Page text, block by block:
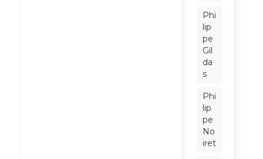
Phi
lip
pe
Gil
da
s
Phi
lip
pe
No
iret